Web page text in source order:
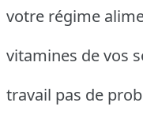
votre régime
vitamines de vos
travail pas de